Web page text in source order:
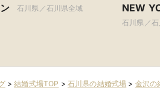
石川県／石川県全域
NEW
ティー
石川県／
>結婚式場TOP > 石川県の結婚式場 > 金沢の